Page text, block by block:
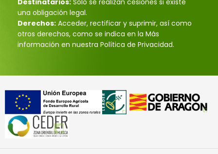
una obligación legal.
Derechos: Acceder, rectificar y suprimir, así como
otros derechos, como se indica en la Más
información en nuestra Política de Privacidad.